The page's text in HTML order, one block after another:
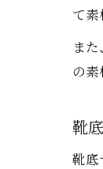
て
ま
の
靴
靴底